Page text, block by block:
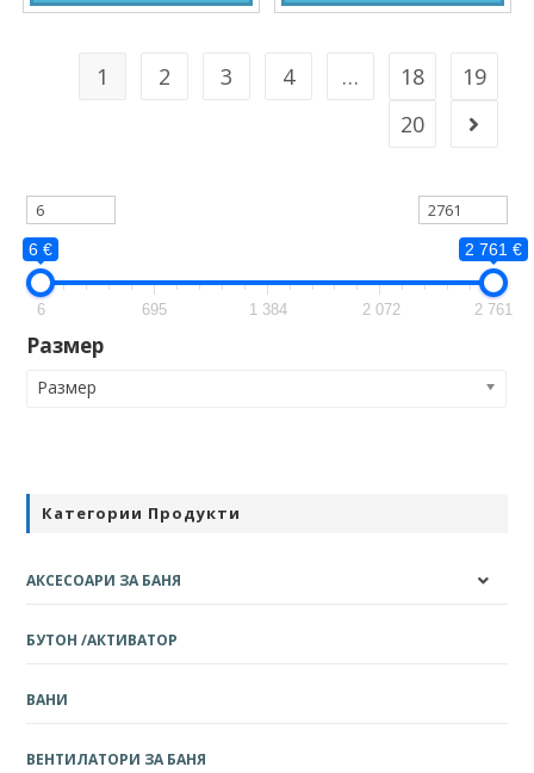
1 2 3 4 … 18
19
20
6 € 2 761 €
6 695 1 384 2 072 2 761
Размер
Размер
Категории Продукти
АКСЕСОАРИ ЗА БАНЯ
БУТОН /АКТИВАТОР
ВАНИ
ВЕНТИЛАТОРИ ЗА БАНЯ